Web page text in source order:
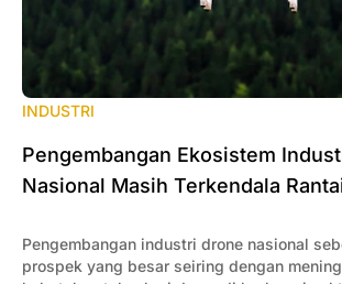
INDUSTRI
Pengembangan Ekosistem
Nasional Masih Terkendala
Pengembangan industri drone nasional
prospek yang besar seiring dengan